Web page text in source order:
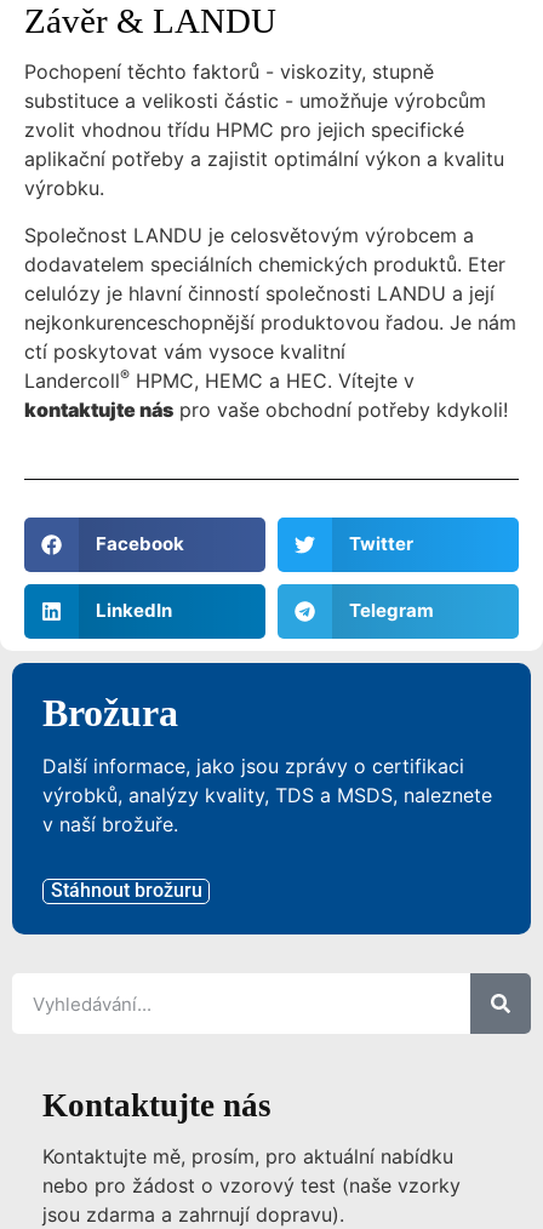
Závěr & LANDU
Pochopení těchto faktorů - viskozity, stupně
substituce a velikosti částic - umožňuje výrobcům
zvolit vhodnou třídu HPMC pro jejich specifické
aplikační potřeby a zajistit optimální výkon a kvalitu
výrobku.
Společnost LANDU je celosvětovým výrobcem a
dodavatelem speciálních chemických produktů. Eter
celulózy je hlavní činností společnosti LANDU a její
nejkonkurenceschopnější produktovou řadou. Je nám
ctí poskytovat vám vysoce kvalitní
Landercoll® HPMC, HEMC a HEC. Vítejte v
kontaktujte nás pro vaše obchodní potřeby kdykoli!
Facebook Twitter
LinkedIn Telegram
Brožura
Další informace, jako jsou zprávy o certifikaci
výrobků, analýzy kvality, TDS a MSDS, naleznete
v naší brožuře.
Stáhnout brožuru
Kontaktujte nás
Kontaktujte mě, prosím, pro aktuální nabídku
nebo pro žádost o vzorový test (naše vzorky
jsou zdarma a zahrnují dopravu).